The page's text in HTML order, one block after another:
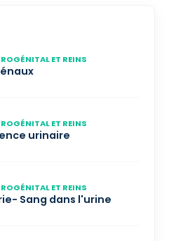
ET REINS
ET REINS
urinaire
ET REINS
Sang dans l'urine